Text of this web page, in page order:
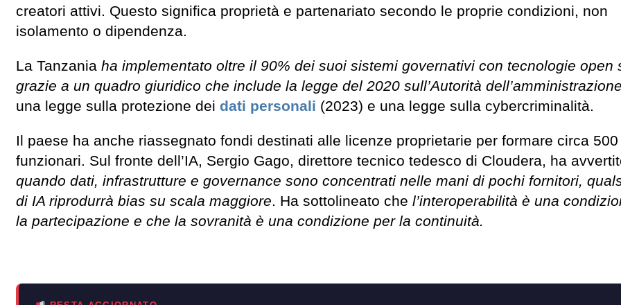
creatori attivi. Questo significa proprietà e partenariato secondo le proprie condizioni, non
isolamento o dipendenza.
La Tanzania ha implementato oltre il 90% dei suoi sistemi governativi con tecnologie open
grazie a un quadro giuridico che include la legge del 2020 sull’Autorità
una legge sulla protezione dei dati personali (2023) e una legge sulla cybercriminalità.
Il paese ha anche riassegnato fondi destinati alle licenze proprietarie per formare circa 500
funzionari. Sul fronte dell’IA, Sergio Gago, direttore tecnico tedesco di Cloudera, ha
quando dati, infrastrutture e governance sono concentrati nelle mani di pochi fornitori,
di IA riprodurrà bias su scala maggiore. Ha sottolineato che l’interoperabilità è una
la partecipazione e che la sovranità è una condizione per la continuità.